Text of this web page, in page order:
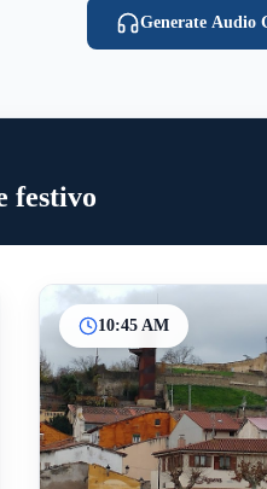
Generate Audio
festivo
10:45 AM